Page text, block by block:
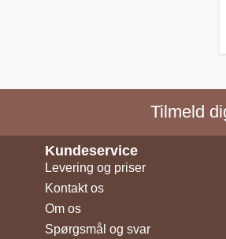
Tilmeld
Kundeservice
Levering og priser
Kontakt os
Om os
Spørgsmål og svar